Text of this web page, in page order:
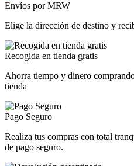
Envíos por MRW
Elige la dirección de destino y
Recogida en tienda gratis
Ahorra tiempo y dinero
tienda
Pago Seguro
Realiza tus compras con total
de pago seguro.